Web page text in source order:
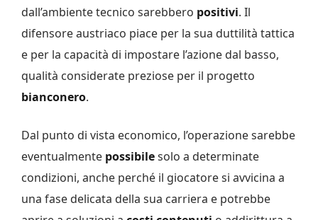
dall’ambiente tecnico sarebbero positivi. Il
difensore austriaco piace per la sua duttilità tattica
e per la capacità di impostare l’azione dal basso,
qualità considerate preziose per il progetto
bianconero.
Dal punto di vista economico, l’operazione sarebbe
eventualmente possibilesolo a determinate
condizioni, anche perché il giocatore si avvicina a
una fase delicata della sua carriera e potrebbe